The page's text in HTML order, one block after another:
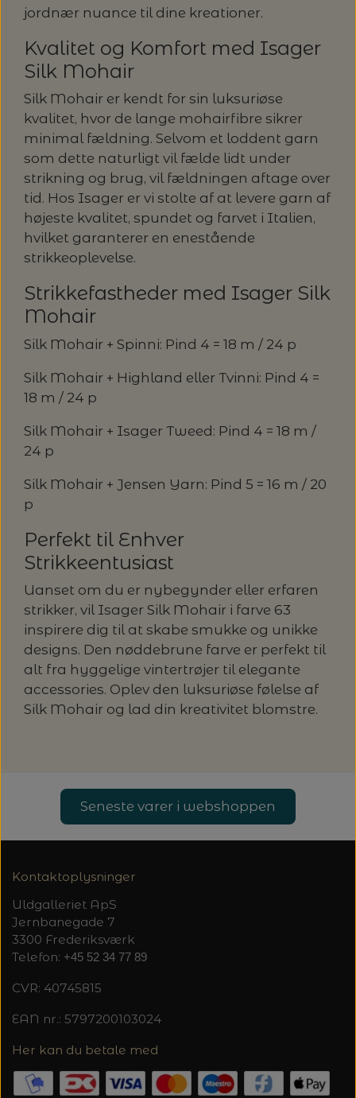
jordnær nuance til dine kreationer.
Kvalitet og Komfort med Isager
Silk Mohair
Silk Mohair er kendt for sin luksuriøse
kvalitet, hvor de lange mohairfibre sikrer
minimal fældning. Selvom et loddent garn
som dette naturligt vil fælde lidt under
strikning og brug, vil fældningen aftage over
tid. Hos Isager er vi stolte af at levere garn af
højeste kvalitet, spundet og farvet i Italien,
hvilket garanterer en enestående
strikkeoplevelse.
Strikkefastheder med Isager Silk
Mohair
Silk Mohair + Spinni: Pind 4 = 18 m / 24 p
Silk Mohair + Highland eller Tvinni: Pind 4 =
18 m / 24 p
Silk Mohair + Isager Tweed: Pind 4 = 18 m /
24 p
Silk Mohair + Jensen Yarn: Pind 5 = 16 m / 20
p
Perfekt til Enhver
Strikkeentusiast
Uanset om du er nybegynder eller erfaren
strikker, vil Isager Silk Mohair i farve 63
inspirere dig til at skabe smukke og unikke
designs. Den nøddebrune farve er perfekt til
alt fra hyggelige vintertrøjer til elegante
accessories. Oplev den luksuriøse følelse af
Silk Mohair og lad din kreativitet blomstre.
Seneste varer i webshoppen
Kontaktoplysninger
Uldgalleriet ApS
Jernbanegade 7
3300 Frederiksværk
Telefon: +45 52 34 77 89
CVR: 40745815
EAN nr.: 5797200103024
Her kan du betale med